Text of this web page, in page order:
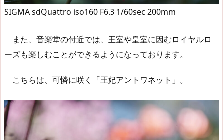
SIGMA sdQuattro iso160 F6.3 1/60sec 200mm
また、音楽堂の付近では、王室や皇室に因むロイヤルロ
ーズも楽しむことができるようになっております。
こちらは、可憐に咲く「王妃アントワネット」。